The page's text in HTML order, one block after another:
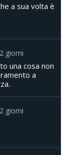
a sua volta è
2 giorni
una cosa non
a
2 giorni